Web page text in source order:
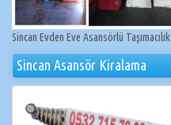
Sincan Evden Eve Asansörlü Taşımacılık
Sincan Asansör Kiralama